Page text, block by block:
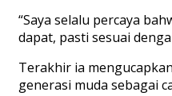
“Saya selalu percaya
dapat, pasti sesuai
Terakhir ia
generasi muda sebagai